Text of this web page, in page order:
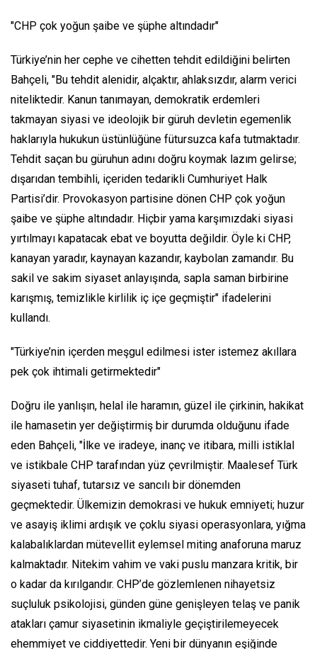
"CHP çok yoğun şaibe ve şüphe altındadır"
Türkiye’nin her cephe ve cihetten tehdit edildiğini belirten
Bahçeli, "Bu tehdit alenidir, alçaktır, ahlaksızdır, alarm verici
niteliktedir. Kanun tanımayan, demokratik erdemleri
takmayan siyasi ve ideolojik bir güruh devletin egemenlik
haklarıyla hukukun üstünlüğüne fütursuzca kafa tutmaktadır.
Tehdit saçan bu güruhun adını doğru koymak lazım gelirse;
dışarıdan tembihli, içeriden tedarikli Cumhuriyet Halk
Partisi’dir. Provokasyon partisine dönen CHP çok yoğun
şaibe ve şüphe altındadır. Hiçbir yama karşımızdaki siyasi
yırtılmayı kapatacak ebat ve boyutta değildir. Öyle ki CHP,
kanayan yaradır, kaynayan kazandır, kaybolan zamandır. Bu
sakil ve sakim siyaset anlayışında, sapla saman birbirine
karışmış, temizlikle kirlilik iç içe geçmiştir" ifadelerini
kullandı.
"Türkiye’nin içerden meşgul edilmesi ister istemez akıllara
pek çok ihtimali getirmektedir"
Doğru ile yanlışın, helal ile haramın, güzel ile çirkinin, hakikat
ile hamasetin yer değiştirmiş bir durumda olduğunu ifade
eden Bahçeli, "İlke ve iradeye, inanç ve itibara, milli istiklal
ve istikbale CHP tarafından yüz çevrilmiştir. Maalesef Türk
siyaseti tuhaf, tutarsız ve sancılı bir dönemden
geçmektedir. Ülkemizin demokrasi ve hukuk emniyeti; huzur
ve asayiş iklimi ardışık ve çoklu siyasi operasyonlara, yığma
kalabalıklardan mütevellit eylemsel miting anaforuna maruz
kalmaktadır. Nitekim vahim ve vaki puslu manzara kritik, bir
o kadar da kırılgandır. CHP’de gözlemlenen nihayetsiz
suçluluk psikolojisi, günden güne genişleyen telaş ve panik
atakları çamur siyasetinin ikmaliyle geçiştirilemeyecek
ehemmiyet ve ciddiyettedir. Yeni bir dünyanın eşiğinde